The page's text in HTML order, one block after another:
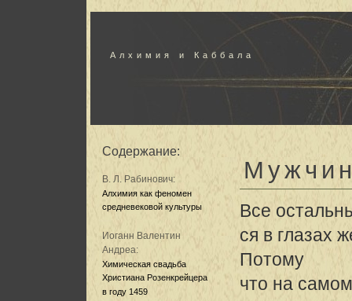
Алхимия и Каббала
Содержание:
В. Л. Рабинович:
Алхимия как феномен
средневековой культуры
Иоганн Валентин
Андреа:
Химическая свадьба
Христиана Розенкрейцера
в году 1459
Все
ся в глазах
Потому
что на